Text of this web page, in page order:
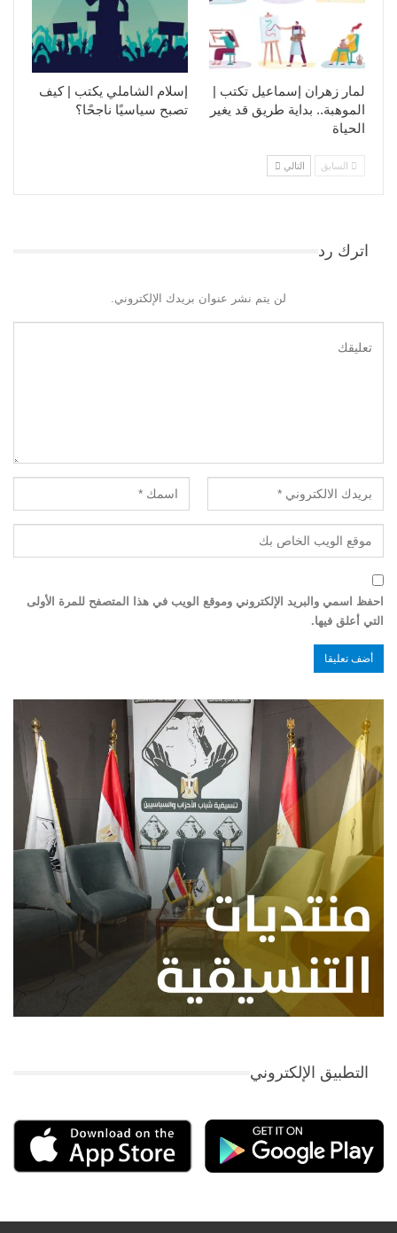
إسلام الشاملي يكتب | كيف
تصبح سياسيًا ناجحًا؟
لمار زهران إسماعيل تكتب |
الموهبة.. بداية طريق قد يغير
الحياة
السابق التالي
اترك رد
لن يتم نشر عنوان بريدك الإلكتروني.
احفظ اسمي والبريد الإلكتروني وموقع الويب في هذا المتصفح للمرة الأولى
التي أعلق فيها.
التطبيق الإلكتروني